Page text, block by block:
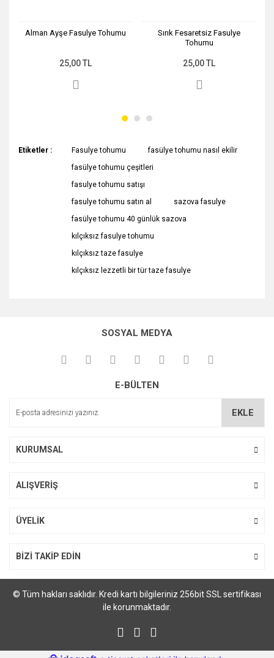
Alman Ayşe Fasulye Tohumu
25,00 TL
Sırık Fesaretsiz Fasulye
Tohumu
25,00 TL
Etiketler : Fasulye tohumu
fasülye tohumu nasıl ekilir
fasülye tohumu çeşitleri
fasulye tohumu satışı
fasulye tohumu satın al
sazova fasulye
fasülye tohumu 40 günlük sazova
kılçıksız fasulye tohumu
kılçıksız taze fasulye
kılçıksız lezzetli bir tür taze fasulye
SOSYAL MEDYA
E-BÜLTEN
EKLE
KURUMSAL
ALIŞVERİŞ
ÜYELİK
BİZİ TAKİP EDİN
© Tüm hakları saklıdır. Kredi kartı bilgileriniz 256bit SSL sertifikası
ile korunmaktadır.